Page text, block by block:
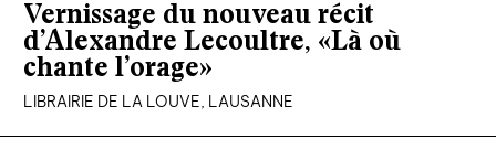
Vernissage du nouveau récit
d’Alexandre Lecoultre, «Là où
chante l’orage»
LIBRAIRIE DE LA LOUVE, LAUSANNE